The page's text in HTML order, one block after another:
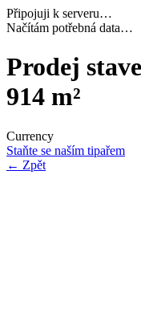
Připojuji k serveru…
Dokončuji inicializaci…
Prodej
914 m²
Currency
Staňte se naším tipařem
← Zpět